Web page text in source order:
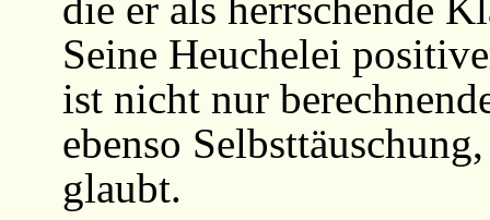
Seine Heuchelei
ist nicht nur
ebenso
glaubt.